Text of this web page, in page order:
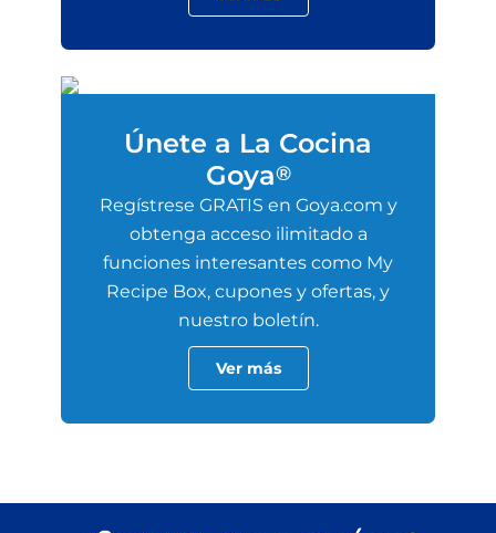
Únete a La Cocina
Goya®
Regístrese GRATIS en Goya.com y
obtenga acceso ilimitado a
funciones interesantes como My
Recipe Box, cupones y ofertas, y
nuestro boletín.
Ver más